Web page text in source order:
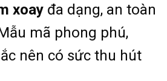
xoay đa dạng, an toàn
mã phong phú,
nên có sức thu hút